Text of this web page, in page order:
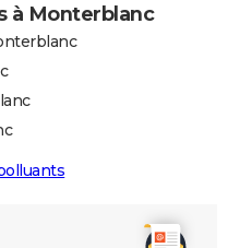
à Monterblanc